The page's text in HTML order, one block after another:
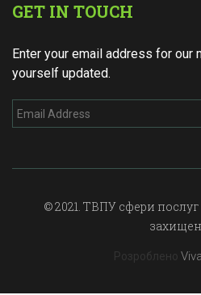
GET IN TOUCH
Enter your email address for our
yourself updated.
© 2021. ТВПУ сфери послуг
Розроблено